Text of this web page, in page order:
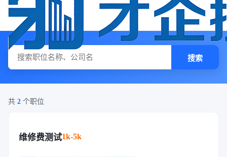
搜索
共 2 个职位
维修费测试1k-5k